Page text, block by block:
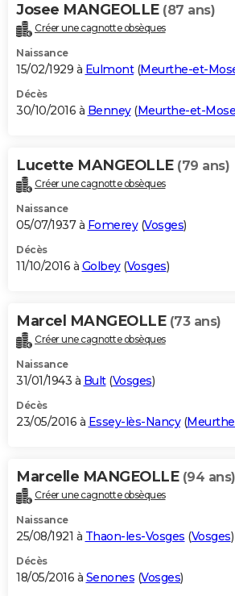
Josee MANGEOLLE (87 ans)
Créer une cagnotte obsèques
Naissance
15/02/1929 à Eulmont(Meurthe-et-
Décès
30/10/2016 à Benney(Meurthe-et-
Lucette MANGEOLLE (79 ans)
Créer une cagnotte obsèques
Naissance
05/07/1937 à Fomerey(Vosges)
Décès
11/10/2016 à Golbey(Vosges)
Marcel MANGEOLLE (73 ans)
Créer une cagnotte obsèques
Naissance
31/01/1943 à Bult(Vosges)
Décès
23/05/2016 à Essey-lès-Nancy(
Marcelle MANGEOLLE (94 ans)
Créer une cagnotte obsèques
Naissance
25/08/1921 à Thaon-les-Vosges (Vosges)
Décès
18/05/2016 à Senones (Vosges)